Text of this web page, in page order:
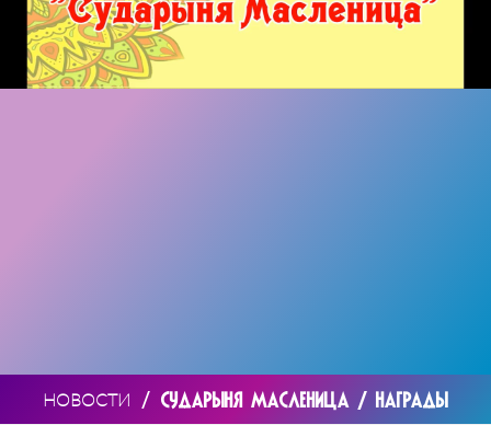
НОВОСТИ / СУДАРЫНЯ МАСЛЕНИЦА / НАГРАДЫ